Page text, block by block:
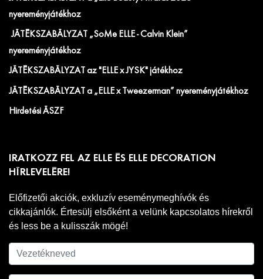
nyereményjátékhoz
JÁTÉKSZABÁLYZAT „SoMe ELLE - Calvin Klein”
nyereményjátékhoz
JÁTÉKSZABÁLYZAT az "ELLE x JYSK" játékhoz
JÁTÉKSZABÁLYZAT a „ELLE x Tweezerman” nyereményjátékhoz
Hirdetési ÁSZF
IRATKOZZ FEL AZ ELLE ÉS ELLE DECORATION
HÍRLEVELÉRE!
Előfizetői akciók, exkluzív eseménymeghívók és
cikkajánlók. Értesülj elsőként a velünk kapcsolatos hírekről
és less be a kulisszák mögé!